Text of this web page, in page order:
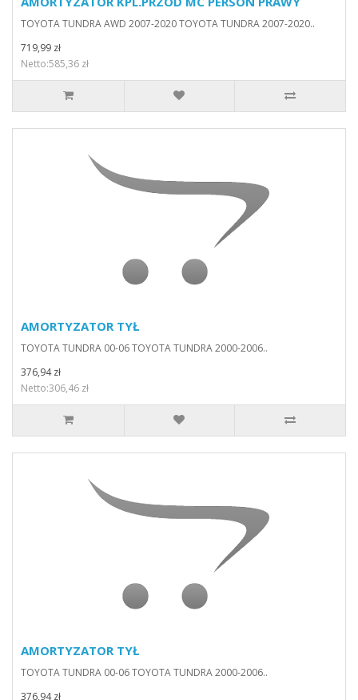
TOYOTA TUNDRA AWD 2007-2020 TOYOTA TUNDRA 2007-2020..
719,99 zł
Netto:585,36 zł
AMORTYZATOR TYŁ
TOYOTA TUNDRA 00-06 TOYOTA TUNDRA 2000-2006..
376,94 zł
Netto:306,46 zł
AMORTYZATOR TYŁ
TOYOTA TUNDRA 00-06 TOYOTA TUNDRA 2000-2006..
376,94 zł